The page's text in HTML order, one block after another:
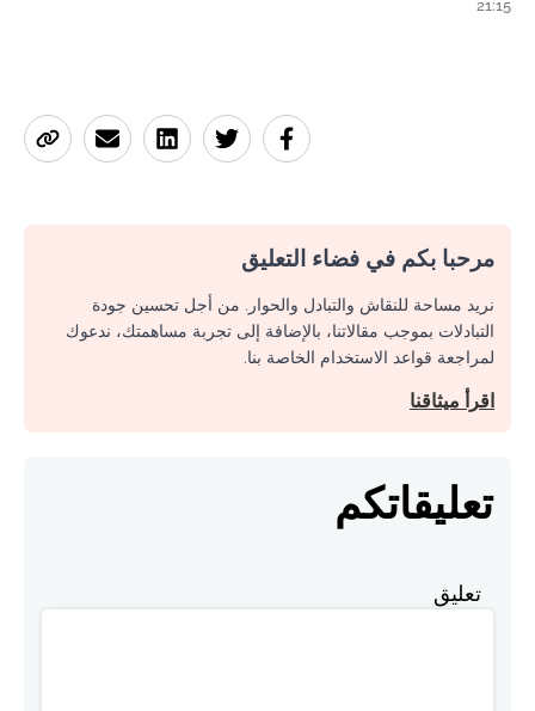
21:15
مرحبا بكم في فضاء التعليق
نريد مساحة للنقاش والتبادل والحوار. من أجل تحسين جودة
التبادلات بموجب مقالاتنا، بالإضافة إلى تجربة مساهمتك، ندعوك
لمراجعة قواعد الاستخدام الخاصة بنا.
اقرأ ميثاقنا
تعليقاتكم
تعليق